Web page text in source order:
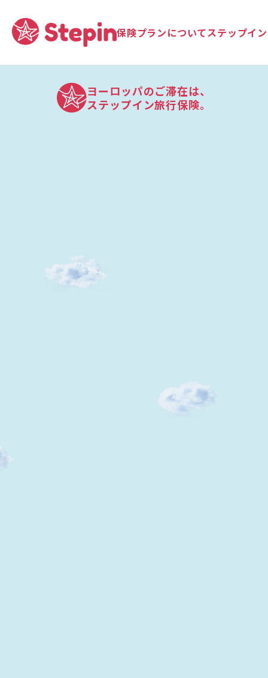
保険プランについてステップイ
ヨーロッパのご滞在は、
ステップイン旅行保険。